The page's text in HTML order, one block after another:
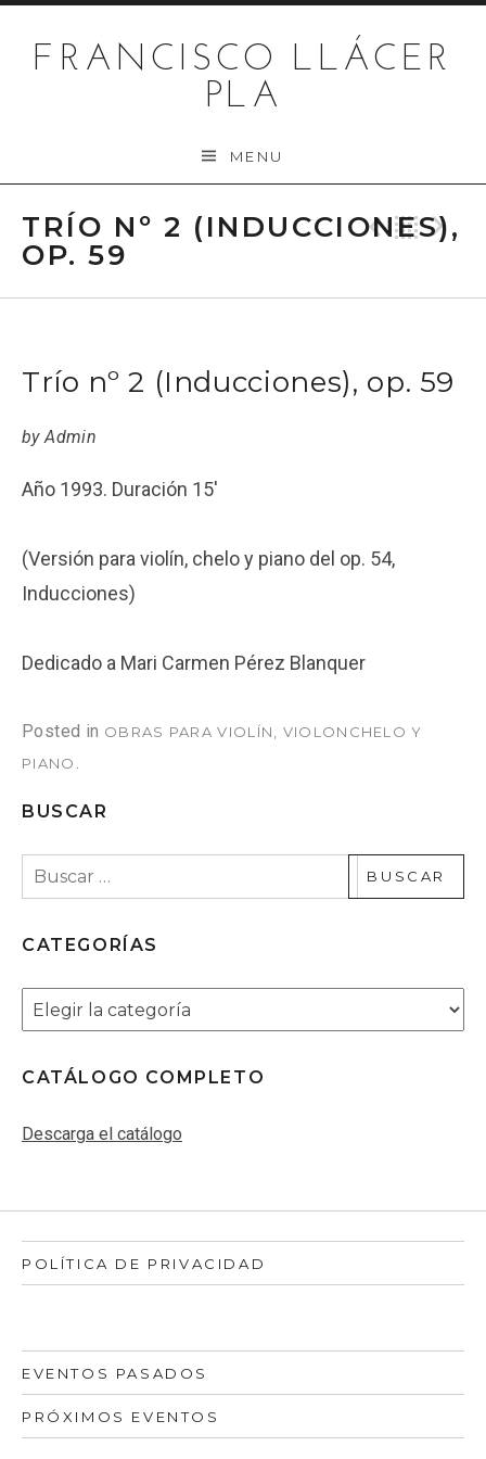
FRANCISCO LLÁCER
PLA
MENU
TRÍO Nº 2 (INDUCCIONES),
OP. 59
Trío nº 2 (Inducciones), op. 59
by Admin
Año 1993. Duración 15′
(Versión para violín, chelo y piano del op. 54,
Inducciones)
Dedicado a Mari Carmen Pérez Blanquer
Posted in OBRAS PARA VIOLÍN, VIOLONCHELO Y
PIANO.
BUSCAR
Buscar:
CATEGORÍAS
Categorías
CATÁLOGO COMPLETO
Descarga el catálogo
POLÍTICA DE PRIVACIDAD
EVENTOS PASADOS
PRÓXIMOS EVENTOS